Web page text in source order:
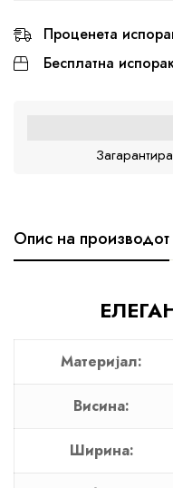
Проценета
Бесплатна
Опис на производот
Материјал:
Висина:
Ширина: